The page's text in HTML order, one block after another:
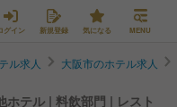
グイン 新規登録 気になる MENU
ル求人 大阪市のホテル求人
ホテル | 料飲部門 | レスト